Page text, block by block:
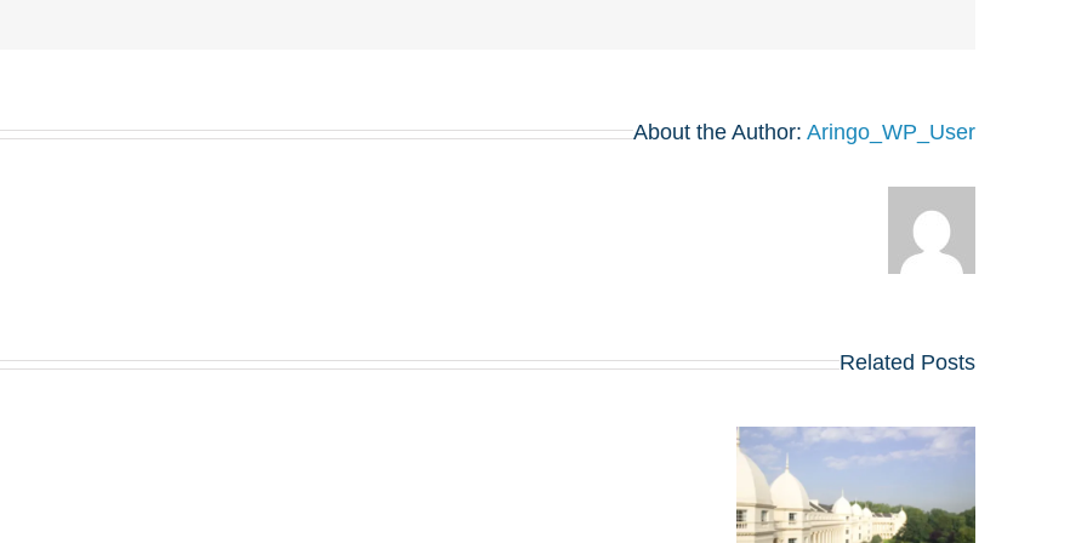
About the Author: Aringo_WP_User
Related Posts